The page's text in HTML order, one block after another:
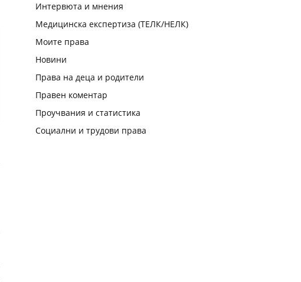
Интервюта и мнения
Медицинска експертиза (ТЕЛК/НЕЛК)
Моите права
Новини
Права на деца и родители
Правен коментар
Проучвания и статистика
Социални и трудови права